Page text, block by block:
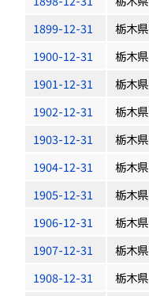
1899-12-31
栃木県
1900-12-31
栃木県
1901-12-31
栃木県
1902-12-31
栃木県
1903-12-31
栃木県
1904-12-31
栃木県
1905-12-31
栃木県
1906-12-31
栃木県
1907-12-31
栃木県
1908-12-31
栃木県